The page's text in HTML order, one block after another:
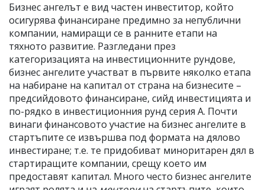
Бизнес ангелът е вид частен инвеститор, който
осигурява финансиране предимно за непублични
компании, намиращи се в ранните етапи на
тяхното развитие. Разгледани през
категоризацията на инвестиционните рундове,
бизнес ангелите участват в първите няколко етапа
на набиране на капитал от страна на бизнесите –
предсийдовото финансиране, сийд инвестицията и
по-рядко в инвестиционния рунд серия А. Почти
винаги финансовото участие на бизнес ангелите в
стартъпите се извършва под формата на дялово
инвестиране; т.е. те придобиват миноритарен дял в
стартиращите компании, срещу което им
предоставят капитал. Много често бизнес ангелите